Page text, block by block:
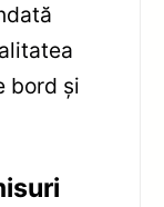
bord și